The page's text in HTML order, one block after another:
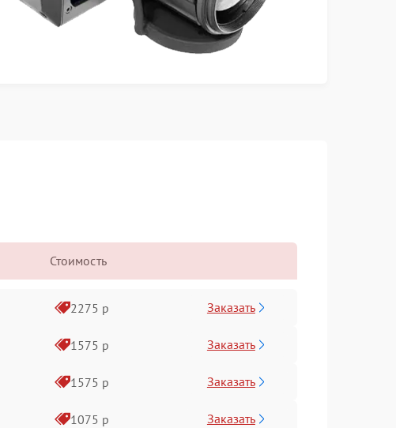
Стоимость
2275 р Заказать
1575 р Заказать
1575 р Заказать
1075 р Заказать